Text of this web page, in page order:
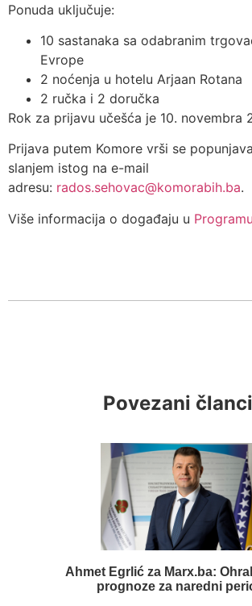
Ponuda uključuje:
10 sastanaka sa odabranim
Evrope
2 noćenja u hotelu Arjaan Rotana
2 ručka i 2 doručka
Rok za prijavu učešća je 10. novembra
Prijava putem Komore vrši se
slanjem istog na e-mail
adresu: rados.sehovac@komorabih.ba.
Više informacija o događaju u Programu
Povezani
Ahmet Egrlić za Marx.ba:
prognoze za naredni